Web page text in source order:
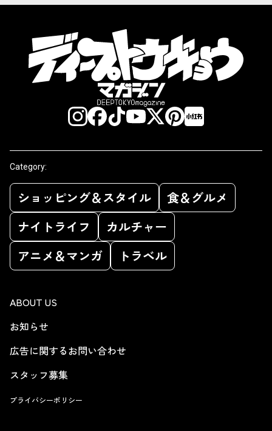
Category:
ショッピング＆スタイル
食＆グルメ
ナイトライフ
カルチャー
アニメ＆マンガ
トラベル
ABOUT US
お知らせ
広告に関するお問い合わせ
スタッフ募集
プライバシーポリシー